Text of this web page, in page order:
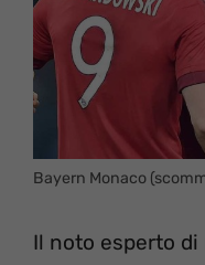
Bayern Monaco
Il noto esperto di